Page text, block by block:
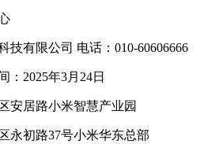
技有限公司 电话：010-60606666
：2025年3月24日
安居路小米智慧产业园
永初路37号小米华东总部